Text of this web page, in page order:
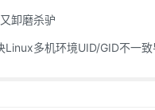
卸磨杀驴
多机环境UID/GID不一致导致的